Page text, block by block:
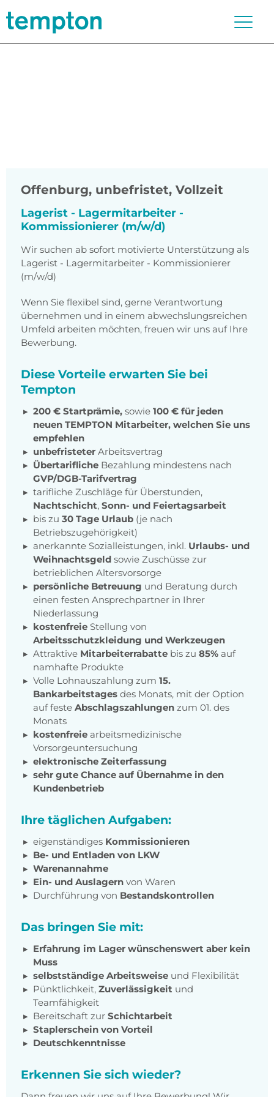
Offenburg, unbefristet, Vollzeit
Lagerist - Lagermitarbeiter -
Kommissionierer (m/w/d)
Wir suchen ab sofort motivierte Unterstützung als
Lagerist - Lagermitarbeiter - Kommissionierer
(m/w/d)
Wenn Sie flexibel sind, gerne Verantwortung
übernehmen und in einem abwechslungsreichen
Umfeld arbeiten möchten, freuen wir uns auf Ihre
Bewerbung.
Diese Vorteile erwarten Sie bei
Tempton
200 € Startprämie, sowie 100 € für jeden
neuen TEMPTON Mitarbeiter, welchen Sie uns
empfehlen
unbefristeter Arbeitsvertrag
Übertarifliche Bezahlung mindestens nach
GVP/DGB-Tarifvertrag
tarifliche Zuschläge für Überstunden,
Nachtschicht, Sonn- und Feiertagsarbeit
bis zu 30 Tage Urlaub (je nach
Betriebszugehörigkeit)
anerkannte Sozialleistungen, inkl. Urlaubs- und
Weihnachtsgeld sowie Zuschüsse zur
betrieblichen Altersvorsorge
persönliche Betreuung und Beratung durch
einen festen Ansprechpartner in Ihrer
Niederlassung
kostenfreie Stellung von
Arbeitsschutzkleidung und Werkzeugen
Attraktive Mitarbeiterrabatte bis zu 85% auf
namhafte Produkte
Volle Lohnauszahlung zum 15.
Bankarbeitstages des Monats, mit der Option
auf feste Abschlagszahlungen zum 01. des
Monats
kostenfreie arbeitsmedizinische
Vorsorgeuntersuchung
elektronische Zeiterfassung
sehr gute Chance auf Übernahme in den
Kundenbetrieb
Ihre täglichen Aufgaben:
eigenständiges Kommissionieren
Be- und Entladen von LKW
Warenannahme
Ein- und Auslagern von Waren
Durchführung von Bestandskontrollen
Das bringen Sie mit:
Erfahrung im Lager wünschenswert aber kein
Muss
selbstständige Arbeitsweise und Flexibilität
Pünktlichkeit, Zuverlässigkeit und
Teamfähigkeit
Bereitschaft zur Schichtarbeit
Staplerschein von Vorteil
Deutschkenntnisse
Erkennen Sie sich wieder?